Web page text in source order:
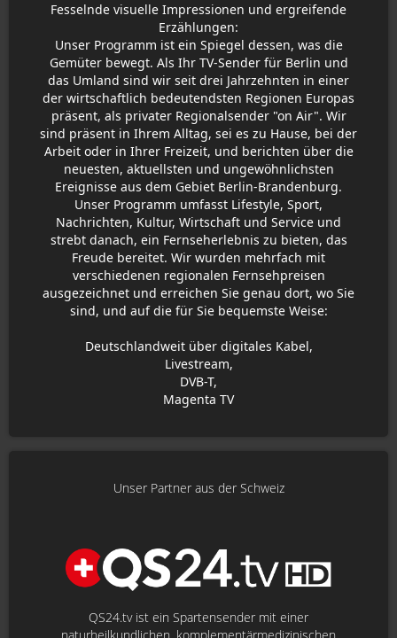
Fesselnde visuelle Impressionen und ergreifende
Erzählungen:
Unser Programm ist ein Spiegel dessen, was die
Gemüter bewegt. Als Ihr TV-Sender für Berlin und
das Umland sind wir seit drei Jahrzehnten in einer
der wirtschaftlich bedeutendsten Regionen Europas
präsent, als privater Regionalsender "on Air". Wir
sind präsent in Ihrem Alltag, sei es zu Hause, bei der
Arbeit oder in Ihrer Freizeit, und berichten über die
neuesten, aktuellsten und ungewöhnlichsten
Ereignisse aus dem Gebiet Berlin-Brandenburg.
Unser Programm umfasst Lifestyle, Sport,
Nachrichten, Kultur, Wirtschaft und Service und
strebt danach, ein Fernseherlebnis zu bieten, das
Freude bereitet. Wir wurden mehrfach mit
verschiedenen regionalen Fernsehpreisen
ausgezeichnet und erreichen Sie genau dort, wo Sie
sind, und auf die für Sie bequemste Weise:
Deutschlandweit über digitales Kabel,
Livestream,
DVB-T,
Magenta TV
Unser Partner aus der Schweiz
QS24.tv ist ein Spartensender mit einer
naturheilkundlichen, komplementärmedizinischen